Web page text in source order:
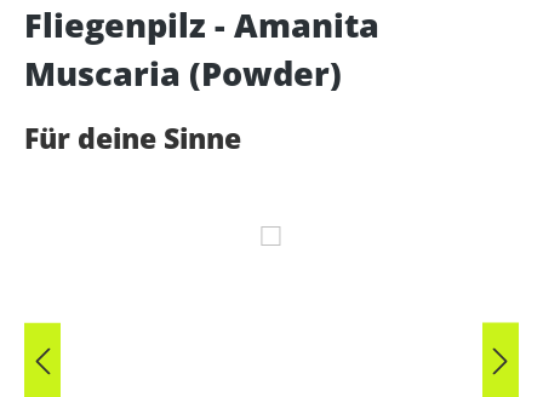
Fliegenpilz - Amanita
Muscaria (Powder)
Für deine Sinne